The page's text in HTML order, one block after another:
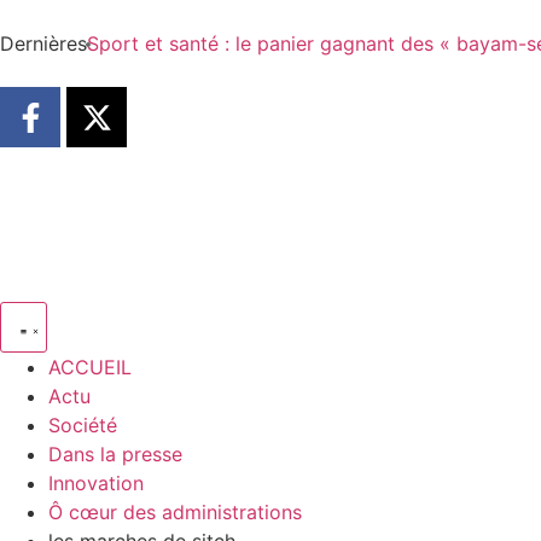
DernièresSport et santé : le panier gagnant des « bayam-
ACCUEIL
Actu
Société
Dans la presse
Innovation
Ô cœur des administrations